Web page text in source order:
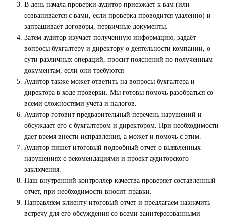
В день начала проверки аудитор приезжает к вам (или
созванивается с вами, если проверка проводится удаленно) и
запрашивает договоры, первичные документы.
Затем аудитор изучает полученную информацию, задаёт
вопросы бухгалтеру и директору о деятельности компании, о
сути различных операций, просит пояснений по полученным
документам, если они требуются
Аудитор также может ответить на вопросы бухгалтера и
директора в ходе проверки. Мы готовы помочь разобраться со
всеми сложностями учета и налогов.
Аудитор готовит предварительный перечень нарушений и
обсуждает его с бухгалтером и директором. При необходимости
дает время внести исправления, а может и помочь с этим.
Аудитор пишет итоговый подробный отчет о выявленных
нарушениях с рекомендациями и проект аудиторского
заключения.
Наш внутренний контроллер качества проверяет составленный
отчет, при необходимости вносит правки.
Направляем клиенту итоговый отчет и предлагаем назначить
встречу для его обсуждения со всеми заинтересованными